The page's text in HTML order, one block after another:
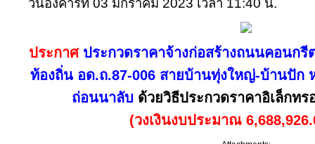
วันอังคารที่ 03 มกราคม 2023 เวลา 11:40 น.
ประกาศ ประกวดราคาจ้างก่อสร้างถนนคอนกรี
ท้องถิ่น อด.ถ.87-006 สายบ้านทุ่งใหญ่-บ้านปัก
ถ่อนนาลับ ด้วยวิธีประกวดราคาอิเล็กท
(วงเงินงบประมาณ